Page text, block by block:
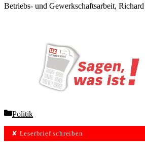
Betriebs- und Gewerkschaftsarbeit,
Categories
Politik
✘ Leserbrief schreiben